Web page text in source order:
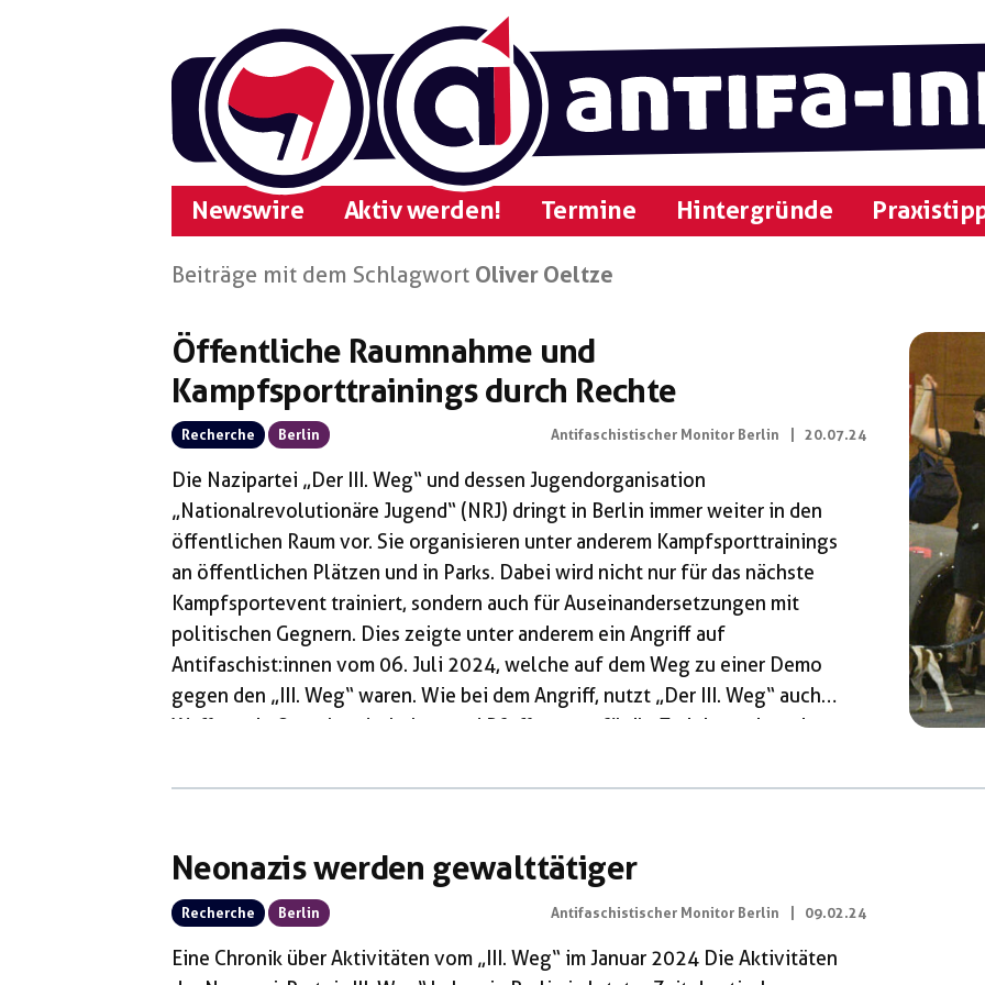
Newswire Aktiv werden! Termine Hintergründe
Beiträge mit dem Schlagwort Oliver Oeltze
Öffentliche Raumnahme und
Kampfsporttrainings durch Rechte
Recherche Berlin Antifaschistischer Monitor Berlin 20.07.24
Die Nazipartei „Der III. Weg“ und dessen Jugendorganisation
„Nationalrevolutionäre Jugend“ (NRJ) dringt in Berlin immer weiter in den
öffentlichen Raum vor. Sie organisieren unter anderem Kampfsporttrainings
an öffentlichen Plätzen und in Parks. Dabei wird nicht nur für das nächste
Kampfsportevent trainiert, sondern auch für Auseinandersetzungen mit
politischen Gegnern. Dies zeigte unter anderem ein Angriff auf
Antifaschist:innen vom 06. Juli 2024, welche auf dem Weg zu einer Demo
gegen den „III. Weg“ waren. Wie bei dem Angriff, nutzt „Der III. Weg“ auch
Waffen wie Quarzhandschuhen und Pfefferspray für ihr Training, wie es in
Monitor Berlin veröffentlichte eine Recherche zu den Aktivitäten […]
Neonazis werden gewalttätiger
Recherche Berlin Antifaschistischer Monitor Berlin 09.02.24
Eine Chronik über Aktivitäten vom „III. Weg“ im Januar 2024 Die Aktivitäten